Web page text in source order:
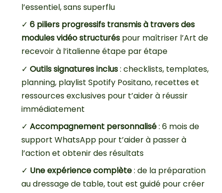
l’essentiel, sans superflu
✓ 6 piliers progressifs transmis à travers des
modules vidéo structurés pour maîtriser l’Art de
recevoir à l’italienne étape par étape
✓ Outils signatures inclus: checklists, templates,
planning, playlist Spotify Positano, recettes et
ressources exclusives pour t’aider à réussir
immédiatement
✓ Accompagnement personnalisé: 6 mois de
support WhatsApp pour t’aider à passer à
l’action et obtenir des résultats
✓ Une expérience complète: de la préparation
au dressage de table, tout est guidé pour créer